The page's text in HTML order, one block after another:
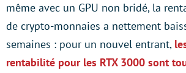
même avec un GPU non bridé, la
de crypto-monnaies a nettement
semaines : pour un nouvel entrant,
rentabilité pour les RTX 3000 sont